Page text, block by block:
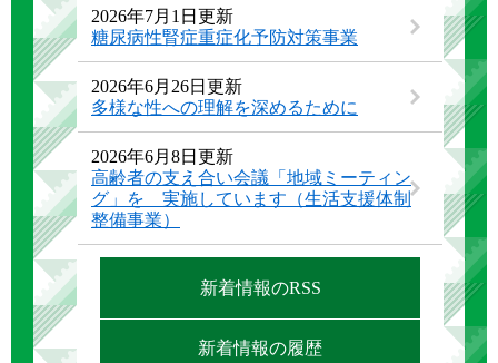
2026年7月1日更新
糖尿病性腎症重症化予防対策事業
2026年6月26日更新
多様な性への理解を深めるために
2026年6月8日更新
高齢者の支え合い会議「地域ミーティン
グ」を 実施しています（生活支援体制
整備事業）
新着情報のRSS
新着情報の履歴